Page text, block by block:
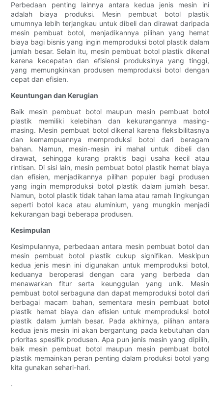
Perbedaan penting lainnya antara kedua jenis mesin ini
adalah biaya produksi. Mesin pembuat botol plastik
umumnya lebih terjangkau untuk dibeli dan dirawat daripada
mesin pembuat botol, menjadikannya pilihan yang hemat
biaya bagi bisnis yang ingin memproduksi botol plastik dalam
jumlah besar. Selain itu, mesin pembuat botol plastik dikenal
karena kecepatan dan efisiensi produksinya yang tinggi,
yang memungkinkan produsen memproduksi botol dengan
cepat dan efisien.
Keuntungan dan Kerugian
Baik mesin pembuat botol maupun mesin pembuat botol
plastik memiliki kelebihan dan kekurangannya masing-
masing. Mesin pembuat botol dikenal karena fleksibilitasnya
dan kemampuannya memproduksi botol dari beragam
bahan. Namun, mesin-mesin ini mahal untuk dibeli dan
dirawat, sehingga kurang praktis bagi usaha kecil atau
rintisan. Di sisi lain, mesin pembuat botol plastik hemat biaya
dan efisien, menjadikannya pilihan populer bagi produsen
yang ingin memproduksi botol plastik dalam jumlah besar.
Namun, botol plastik tidak tahan lama atau ramah lingkungan
seperti botol kaca atau aluminium, yang mungkin menjadi
kekurangan bagi beberapa produsen.
Kesimpulan
Kesimpulannya, perbedaan antara mesin pembuat botol dan
mesin pembuat botol plastik cukup signifikan. Meskipun
kedua jenis mesin ini digunakan untuk memproduksi botol,
keduanya beroperasi dengan cara yang berbeda dan
menawarkan fitur serta keunggulan yang unik. Mesin
pembuat botol serbaguna dan dapat memproduksi botol dari
berbagai macam bahan, sementara mesin pembuat botol
plastik hemat biaya dan efisien untuk memproduksi botol
plastik dalam jumlah besar. Pada akhirnya, pilihan antara
kedua jenis mesin ini akan bergantung pada kebutuhan dan
prioritas spesifik produsen. Apa pun jenis mesin yang dipilih,
baik mesin pembuat botol maupun mesin pembuat botol
plastik memainkan peran penting dalam produksi botol yang
kita gunakan sehari-hari.
.